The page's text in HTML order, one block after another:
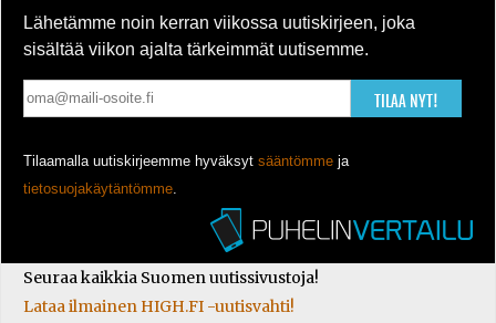
Lähetämme noin kerran viikossa uutiskirjeen, joka
sisältää viikon ajalta tärkeimmät uutisemme.
TILAA NYT!
Tilaamalla uutiskirjeemme hyväksyt sääntömme ja
tietosuojakäytäntömme
Seuraa kaikkia Suomen uutissivustoja!
Lataa ilmainen HIGH.FI -uutisvahti!